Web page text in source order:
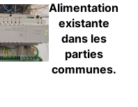
Alimentation
existante
dans les
parties
communes.